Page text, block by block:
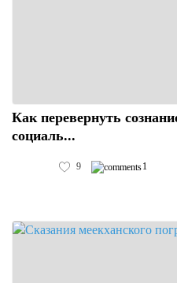
Как перевернуть
социаль...
9 1